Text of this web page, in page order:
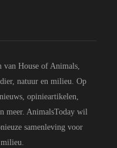
van House of Animals,
natuur en milieu. Op
opinieartikelen,
meer. AnimalsToday wil
samenleving voor
milieu.